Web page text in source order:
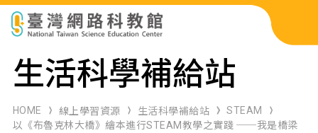
科展作品檢索
科學研習月刊
生活科學補給站
HOME 線上學習資源 生活科學補給站
STEAM
以《布魯克林大橋》繪本進行STEAM教學之實踐 ──我是橋梁